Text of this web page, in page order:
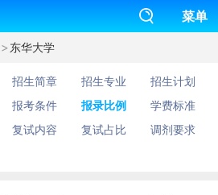
菜单
>东华大学
招生简章 招生专业
招生计划
报考条件 报录比例
学费标准
复试内容 复试占比
调剂要求